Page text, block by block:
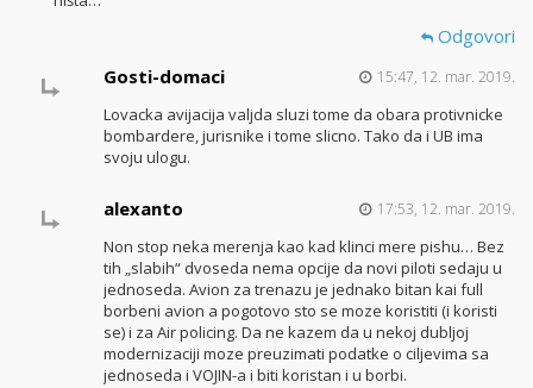
Odgovori
Gosti-domaci
15:47, 12. mar. 2019.
Lovacka avijacija valjda sluzi tome da obara protivnicke
bombardere, jurisnike i tome slicno. Tako da i UB ima
svoju ulogu.
alexanto 17:53, 12. mar. 2019.
Non stop neka merenja kao kad klinci mere pishu… Bez
tih „slabih“ dvoseda nema opcije da novi piloti sedaju u
jednoseda. Avion za trenazu je jednako bitan kai full
borbeni avion a pogotovo sto se moze koristiti (i koristi
se) i za Air policing. Da ne kazem da u nekoj dubljoj
modernizaciji moze preuzimati podatke o ciljevima sa
jednoseda i VOJIN-a i biti koristan i u borbi.